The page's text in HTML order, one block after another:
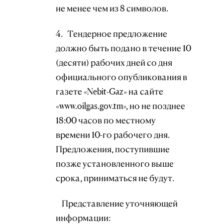
не менее чем из 8 символов.
4. Тендерное предложение
должно быть подано в течение 10
(десяти) рабочих дней со дня
официального опубликования в
газете «Nebit-Gaz» на сайте
«www.oilgas.gov.tm», но не позднее
18:00 часов по местному
времени 10-го рабочего дня.
Предложения, поступившие
позже установленного выше
срока, приниматься не будут.
Представление уточняющей
информации: